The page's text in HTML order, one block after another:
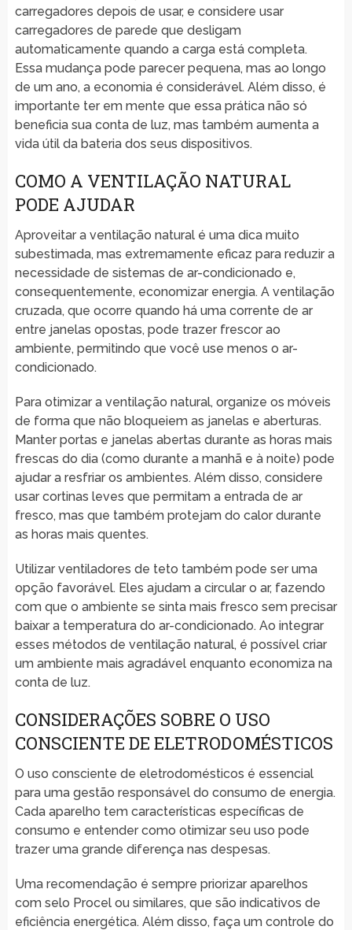
carregadores depois de usar, e considere usar
carregadores de parede que desligam
automaticamente quando a carga está completa.
Essa mudança pode parecer pequena, mas ao longo
de um ano, a economia é considerável. Além disso, é
importante ter em mente que essa prática não só
beneficia sua conta de luz, mas também aumenta a
vida útil da bateria dos seus dispositivos.
COMO A VENTILAÇÃO NATURAL
PODE AJUDAR
Aproveitar a ventilação natural é uma dica muito
subestimada, mas extremamente eficaz para reduzir a
necessidade de sistemas de ar-condicionado e,
consequentemente, economizar energia. A ventilação
cruzada, que ocorre quando há uma corrente de ar
entre janelas opostas, pode trazer frescor ao
ambiente, permitindo que você use menos o ar-
condicionado.
Para otimizar a ventilação natural, organize os móveis
de forma que não bloqueiem as janelas e aberturas.
Manter portas e janelas abertas durante as horas mais
frescas do dia (como durante a manhã e à noite) pode
ajudar a resfriar os ambientes. Além disso, considere
usar cortinas leves que permitam a entrada de ar
fresco, mas que também protejam do calor durante
as horas mais quentes.
Utilizar ventiladores de teto também pode ser uma
opção favorável. Eles ajudam a circular o ar, fazendo
com que o ambiente se sinta mais fresco sem precisar
baixar a temperatura do ar-condicionado. Ao integrar
esses métodos de ventilação natural, é possível criar
um ambiente mais agradável enquanto economiza na
conta de luz.
CONSIDERAÇÕES SOBRE O USO
CONSCIENTE DE ELETRODOMÉSTICOS
O uso consciente de eletrodomésticos é essencial
para uma gestão responsável do consumo de energia.
Cada aparelho tem características específicas de
consumo e entender como otimizar seu uso pode
trazer uma grande diferença nas despesas.
Uma recomendação é sempre priorizar aparelhos
com selo Procel ou similares, que são indicativos de
eficiência energética. Além disso, faça um controle do